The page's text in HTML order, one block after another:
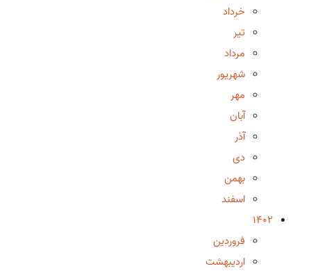
خرداد
تیر
مرداد
شهریور
مهر
آبان
آذر
دی
بهمن
اسفند
1402
فروردین
اردیبهشت